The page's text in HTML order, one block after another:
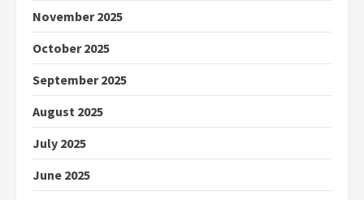
November 2025
October 2025
September 2025
August 2025
July 2025
June 2025